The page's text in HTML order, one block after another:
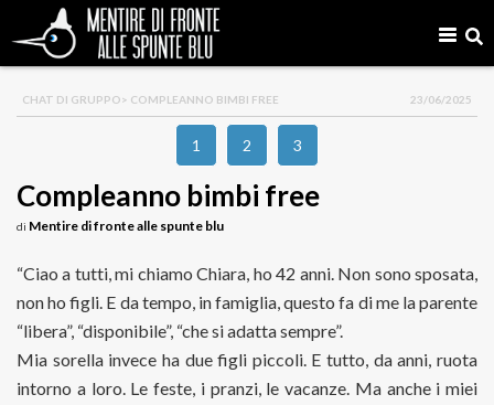
CHAT DI GRUPPO> COMPLEANNO BIMBI FREE 23/06/2025
1 2 3
Compleanno bimbi free
di Mentire di fronte alle spunte blu
“Ciao a tutti, mi chiamo Chiara, ho 42 anni. Non sono sposata,
non ho figli. E da tempo, in famiglia, questo fa di me la parente
“libera”, “disponibile”, “che si adatta sempre”.
Mia sorella invece ha due figli piccoli. E tutto, da anni, ruota
intorno a loro. Le feste, i pranzi, le vacanze. Ma anche i miei